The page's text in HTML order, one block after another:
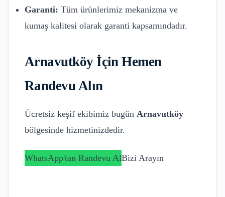
Garanti: Tüm ürünlerimiz mekanizma ve
kumaş kalitesi olarak garanti kapsamındadır.
Arnavutköyİçin Hemen
Randevu Alın
Ücretsiz keşif ekibimiz bugün Arnavutköy
bölgesinde hizmetinizdedir.
WhatsApp'tan Randevu AlBizi Arayın